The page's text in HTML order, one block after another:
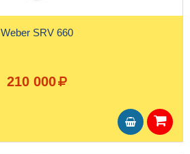
Weber SRV 660
210 000